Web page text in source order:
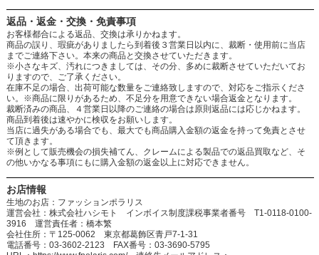
返品・返金・交換・免責事項
お客様都合による返品、交換は承りかねます。
商品の誤り、瑕疵がありましたら到着後３営業日以内に、裁断・使用前に当店
までご連絡下さい。本来の商品と交換させていただきます。
※小さなキズ、汚れにつきましては、その分、多めに裁断させていただいてお
りますので、ご了承ください。
在庫不足の場合、出荷可能な数量をご連絡致しますので、対応をご指示くださ
い。※商品に限りがあるため、不足分を用意できない場合返金となります。
裁断済みの商品、４営業日以降のご連絡の場合は原則返品には応じかねます。
商品到着後は速やかに検収をお願いします。
当店に過失がある場合でも、最大でも商品購入金額の返金を持って免責とさせ
て頂きます。
※例として販売機会の損失補てん、クレームによる製品での返品買取など、そ
の他いかなる事項にもに購入金額の返金以上に対応できません。
お店情報
生地のお店：ファッションポラリス
運営会社：株式会社ハシモト インボイス制度課税事業者番号 T1-0118-0100-
3916 運営責任者：橋本繁
会社住所：〒125-0062 東京都葛飾区青戸7-1-31
電話番号：03-3602-2123 FAX番号：03-3690-5795